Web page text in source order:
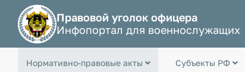
Правовой уголок офицера
Инфопортал для военнослужащих
Нормативно-правовые акты Субъекты РФ